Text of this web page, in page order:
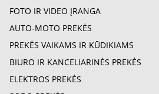
FOTO IR VIDEO ĮRANGA
AUTO-MOTO PREKĖS
PREKĖS VAIKAMS IR KŪDIKIAMS
BIURO IR KANCELIARINĖS PREKĖS
ELEKTROS PREKĖS